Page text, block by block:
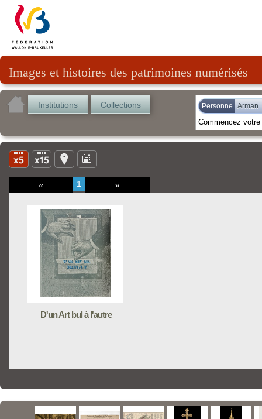
Images et histoires des patrimoines numérisés
Institutions Collections Personne Arman
« 1 »
D'un Art bul à l'autre